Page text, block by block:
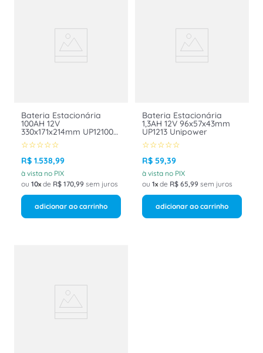
Bateria Estacionária
100AH 12V
330x171x214mm UP121000
Unipower
☆☆☆☆☆
R$ 1.538,99
à vista no PIX
ou 10 de R$ 170,99 sem juros
adicionar ao carrinho
Bateria Estacionária
1,3AH 12V 96x57x43mm
UP1213 Unipower
☆☆☆☆☆
R$ 59,39
à vista no PIX
ou 1 de R$ 65,99 sem juros
adicionar ao carrinho